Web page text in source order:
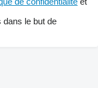
dans le but de